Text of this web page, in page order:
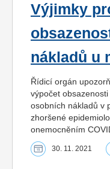
Výjimky
nákladů u
Řídicí orgán
výpočet
osobních nákladů v
zhoršené
onemocněním
30. 11. 2021